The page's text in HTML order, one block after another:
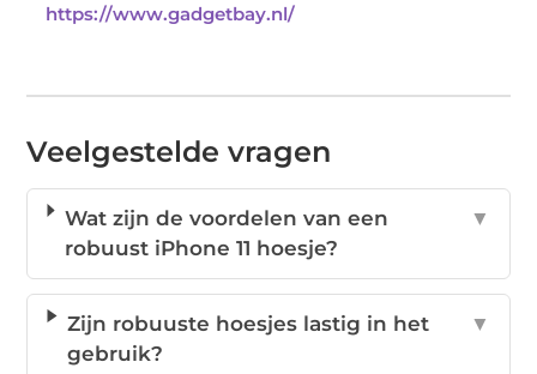
https://www.gadgetbay.nl/
Veelgestelde vragen
Wat zijn de voordelen van een
robuust iPhone 11 hoesje?
▼
Zijn robuuste hoesjes lastig in het
gebruik?
▼